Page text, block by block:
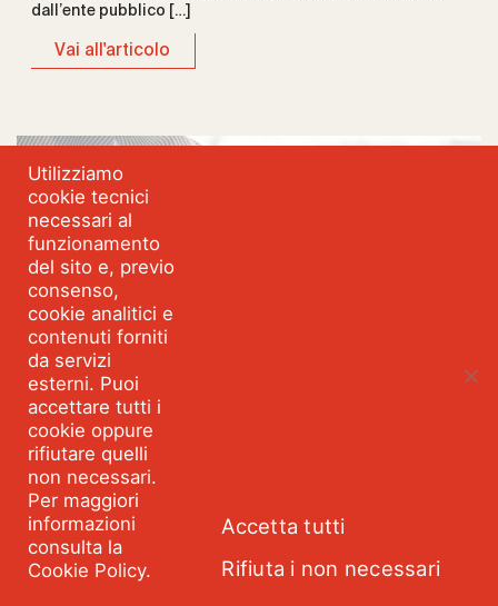
dall’ente pubblico […]
Vai all'articolo
Piano Nazionale Anticorruzione
2025: il contributo di Spazioetico
alla consultazione
Il nuovo Piano Nazionale Anticorruzione (PNA) 2025 è in
consultazione pubblica. E c’è una novità importante: per la
prima volta ANAC ha scelto di articolare il PNA in linee
Utilizziamo
cookie tecnici
necessari al
funzionamento
del sito e, previo
consenso,
cookie analitici e
contenuti forniti
da servizi
esterni. Puoi
accettare tutti i
cookie oppure
rifiutare quelli
non necessari.
Per maggiori
informazioni
consulta la
Cookie Policy.
Accetta tutti
Rifiuta i non necessari